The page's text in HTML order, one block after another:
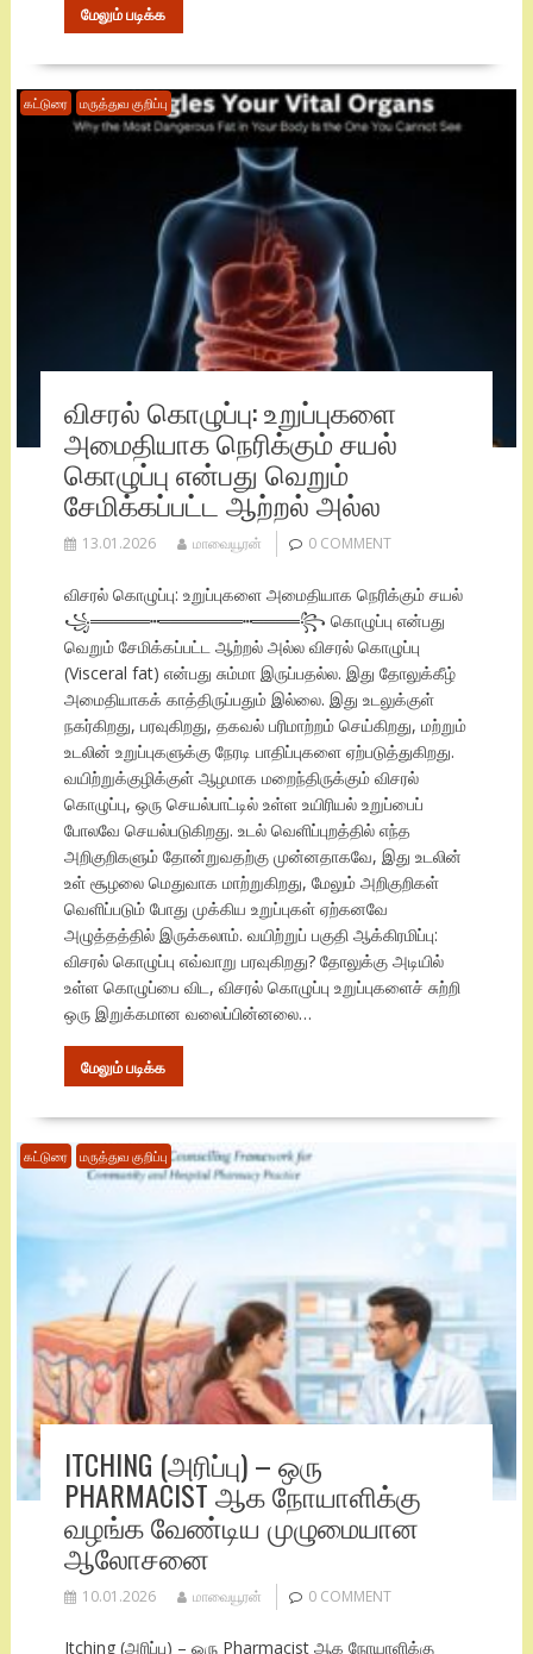
மேலும் படிக்க
கட்டுரை மருத்துவ குறிப்பு
விசரல் கொழுப்பு: உறுப்புகளை
அமைதியாக நெரிக்கும் சயல்
கொழுப்பு என்பது வெறும்
சேமிக்கப்பட்ட ஆற்றல் அல்ல
13.01.2026 மாவையூரன் 0 COMMENT
விசரல் கொழுப்பு: உறுப்புகளை அமைதியாக நெரிக்கும் சயல்
꧁‌═════┅═══════┅════꧂ கொழுப்பு என்பது
வெறும் சேமிக்கப்பட்ட ஆற்றல் அல்ல விசரல் கொழுப்பு
(Visceral fat) என்பது சும்மா இருப்பதல்ல. இது தோலுக்கீழ்
அமைதியாகக் காத்திருப்பதும் இல்லை. இது உடலுக்குள்
நகர்கிறது, பரவுகிறது, தகவல் பரிமாற்றம் செய்கிறது, மற்றும்
உடலின் உறுப்புகளுக்கு நேரடி பாதிப்புகளை ஏற்படுத்துகிறது.
வயிற்றுக்குழிக்குள் ஆழமாக மறைந்திருக்கும் விசரல்
கொழுப்பு, ஒரு செயல்பாட்டில் உள்ள உயிரியல் உறுப்பைப்
போலவே செயல்படுகிறது. உடல் வெளிப்புறத்தில் எந்த
அறிகுறிகளும் தோன்றுவதற்கு முன்னதாகவே, இது உடலின்
உள் சூழலை மெதுவாக மாற்றுகிறது, மேலும் அறிகுறிகள்
வெளிப்படும் போது முக்கிய உறுப்புகள் ஏற்கனவே
அழுத்தத்தில் இருக்கலாம். வயிற்றுப் பகுதி ஆக்கிரமிப்பு:
விசரல் கொழுப்பு எவ்வாறு பரவுகிறது? தோலுக்கு அடியில்
உள்ள கொழுப்பை விட, விசரல் கொழுப்பு உறுப்புகளைச் சுற்றி
ஒரு இறுக்கமான வலைப்பின்னலை…
மேலும் படிக்க
கட்டுரை மருத்துவ குறிப்பு
ITCHING (அரிப்பு) – ஒரு
PHARMACIST ஆக நோயாளிக்கு
வழங்க வேண்டிய முழுமையான
ஆலோசனை
10.01.2026 மாவையூரன் 0 COMMENT
Itching (அரிப்பு) – ஒரு Pharmacist ஆக நோயாளிக்கு